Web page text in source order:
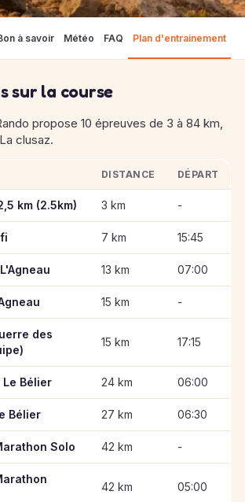
à savoir Météo FAQ Plan d'entrainement
sur la course
propose 10 épreuves de 3 à 84 km,
clusaz.
des épreuves de Le Bélier Trail & Rando
DISTANCE DÉPART
km (2.5km) 3 km -
7 km 15:45
13 km 07:00
15 km -
des
15 km 17:15
Le Bélier 24 km 06:00
Bélier 27 km 06:30
Solo 42 km -
42 km 05:00